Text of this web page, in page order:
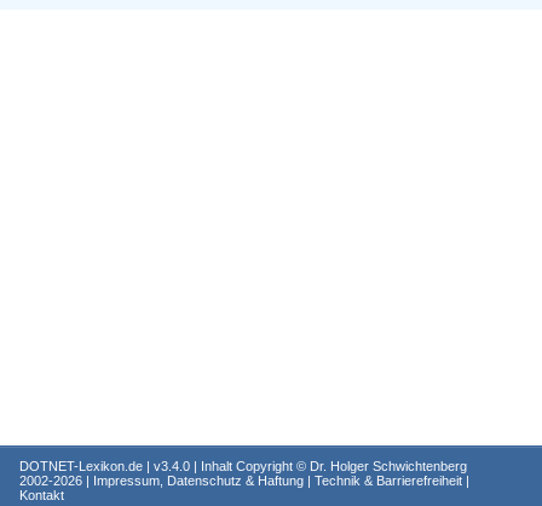
DOTNET-Lexikon.de | v3.4.0 | Inhalt Copyright © Dr. Holger Schwichtenberg
2002-2026 | Impressum, Datenschutz & Haftung | Technik & Barrierefreiheit |
Kontakt